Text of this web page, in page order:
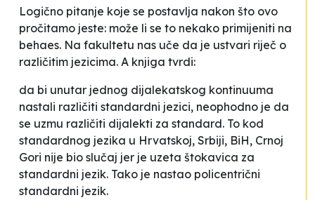
Logično pitanje koje se postavlja nakon što ovo
pročitamo jeste: može li se to nekako primijeniti na
behaes. Na fakultetu nas uče da je ustvari riječ o
različitim jezicima. A knjiga tvrdi:
da bi unutar jednog dijalekatskog kontinuuma
nastali različiti standardni jezici, neophodno je da
se uzmu različiti dijalekti za standard. To kod
standardnog jezika u Hrvatskoj, Srbiji, BiH, Crnoj
Gori nije bio slučaj jer je uzeta štokavica za
standardni jezik. Tako je nastao policentrični
standardni jezik.